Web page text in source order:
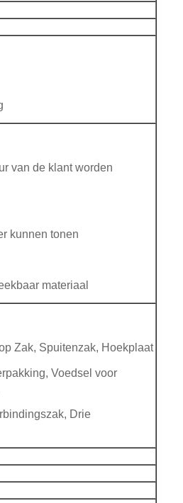
van de klant worden
kunnen tonen
materiaal
Zak, Spuitenzak, Hoekplaat
Voedsel voor
Drie